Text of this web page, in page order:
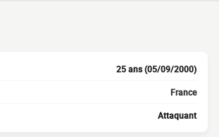
25 ans (05/09/2000)
France
Attaquant